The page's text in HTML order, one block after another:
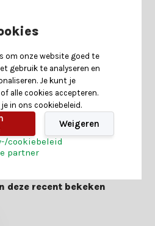
deze recent bekeken
om onze website goed te
gebruik te analyseren en
Je kunt je
alle cookies accepteren.
in ons cookiebeleid.
Weigeren
cookiebeleid
partner